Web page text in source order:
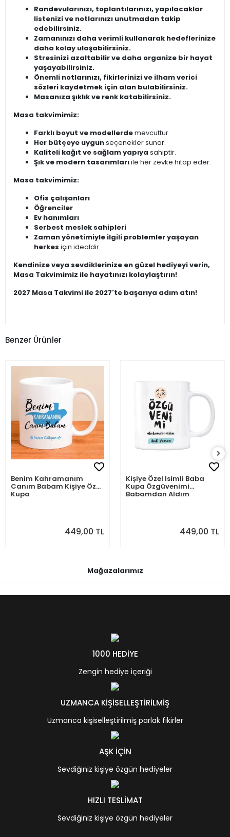
Randevularınızı, toplantılarınızı, yapılacaklar
listenizi ve notlarınızı unutmadan takip
edebilirsiniz.
Zamanınızı daha verimli kullanarak hedeflerinize
daha kolay ulaşabilirsiniz.
Stresinizi azaltabilir ve daha organize bir hayat
yaşayabilirsiniz.
Önemli notlarınızı, fikirlerinizi ve ilham verici
sözleri kaydetmek için alan bulabilirsiniz.
Masanıza şıklık ve renk katabilirsiniz.
Masa takvimimiz:
Farklı boyut ve modellerdemevcuttur.
Her bütçeye uygunseçenekler sunar.
Kaliteli kağıt ve sağlam yapıya sahiptir.
Şık ve modern tasarımlarıile her zevke hitap eder.
Masa takvimimiz:
Ofis çalışanları
Öğrenciler
Ev hanımları
Serbest meslek sahipleri
Zaman yönetimiyle ilgili problemler yaşayan
herkes için idealdir.
Kendinize veya sevdiklerinize en güzel hediyeyi verin,
Masa Takvimimiz ile hayatınızı kolaylaştırın!
2027 Masa Takvimi ile 2027'te başarıya adım atın!
Benzer Ürünler
Benim Kahramanım
Canım Babam Kişiye Özel
Kupa
449,00 TL
Kişiye Özel İsimli Baba
Kupa Özgüvenimi
Babamdan Aldım
449,00 TL
Mağazalarımız
1000 HEDİYE
Zengin hediye içeriği
UZMANCA KİŞİSELLEŞTİRİLMİŞ
Uzmanca kişiselleştirilmiş parlak fikirler
AŞK İÇİN
Sevdiğiniz kişiye özgün hediyeler
HIZLI TESLİMAT
Sevdiğiniz kişiye özgün hediyeler